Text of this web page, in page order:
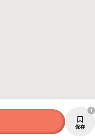
保存
1